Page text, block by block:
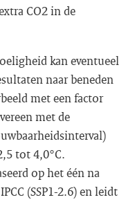
CO2 in de
kan eventueel
naar beneden
met een factor
met de
tot 4,0°C.
op het één na
(SSP1-2.6) en leidt